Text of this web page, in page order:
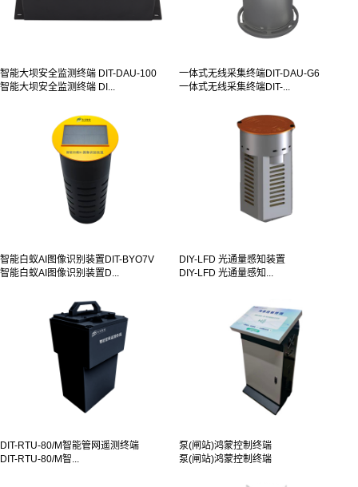
智能大坝安全监测终端 DIT-DAU-100
智能大坝安全监测终端 DI...
一体式无线采集终端DIT-DAU-G6
一体式无线采集终端DIT-...
智能白蚁AI图像识别装置DIT-BYO7V
智能白蚁AI图像识别装置D...
DIY-LFD 光通量感知装置
DIY-LFD 光通量感知...
DIT-RTU-80/M智能管网遥测终端
DIT-RTU-80/M智...
泵(闸站)鸿蒙控制终端
泵(闸站)鸿蒙控制终端